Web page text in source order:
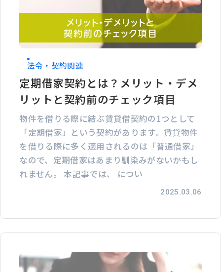
法令・契約関連
定期借家契約とは？メリット・デメ
リットと契約前のチェック項目
物件を借りる際に結ぶ賃貸借契約の1つとして
「定期借家」という契約があります。賃貸物件
を借りる際に多く適用されるのは「普通借家」
なので、定期借家はあまり馴染みがないかもし
れません。 本記事では、 につい
2025.03.06